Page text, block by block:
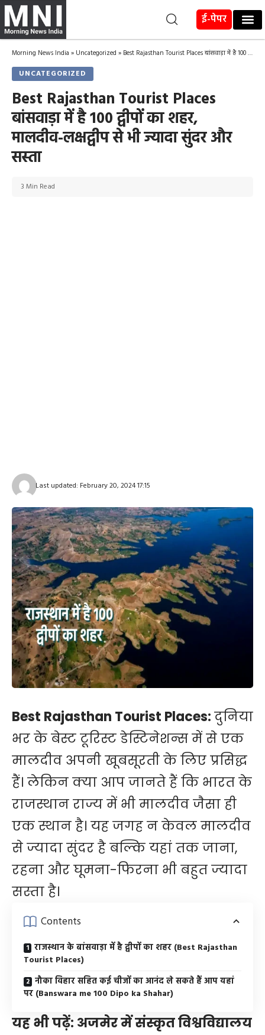
ई-पेपर
Morning News India » Uncategorized » Best Rajasthan Tourist Places बांसवाड़ा में है 100 द्वीपों का शहर, मालदीव-लक्षद्वीप से भी ज्यादा सुंदर और सस्ता
UNCATEGORIZED
Best Rajasthan Tourist Places
बांसवाड़ा में है 100 द्वीपों का शहर,
मालदीव-लक्षद्वीप से भी ज्यादा सुंदर और
सस्ता
Last updated: February 20, 2024 17:15
3 Min Read
Best Rajasthan Tourist Places:दुनिया
भर के बेस्ट टूरिस्ट डेस्टिनेशन्स में से एक
मालदीव अपनी खूबसूरती के लिए प्रसिद्ध
हैं। लेकिन क्या आप जानते हैं कि भारत के
राजस्थान राज्य में भी मालदीव जैसा ही
एक स्थान है। यह जगह न केवल मालदीव
से ज्यादा सुंदर है बल्कि यहां तक जाना,
रहना और घूमना-फिरना भी बहुत ज्यादा
सस्ता है।
Contents
राजस्थान के बांसवाड़ा में है द्वीपों का शहर (Best Rajasthan
Tourist Places)
नौका विहार सहित कई चीजों का आनंद ले सकते हैं आप यहां
पर (Banswara me 100 Dipo ka Shahar)
यह भी पढ़ें: अजमेर में संस्कृत विश्वविद्यालय